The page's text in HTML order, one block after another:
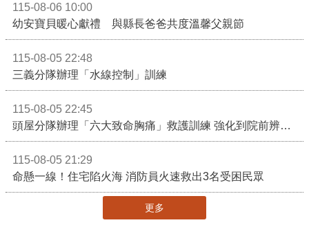
115-08-06 10:00
幼安寶貝暖心獻禮 與縣長爸爸共度溫馨父親節
115-08-05 22:48
三義分隊辦理「水線控制」訓練
115-08-05 22:45
頭屋分隊辦理「六大致命胸痛」救護訓練 強化到院前辨識能力 提升緊急救護品質
115-08-05 21:29
命懸一線！住宅陷火海 消防員火速救出3名受困民眾
更多